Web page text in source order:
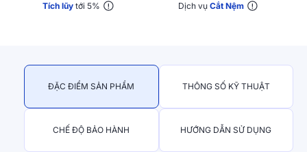
Tích lũy tới 5% Dịch vụ Cắt Nệm
ĐẶC ĐIỂM SẢN PHẨM THÔNG SỐ KỸ THUẬT
CHẾ ĐỘ BẢO HÀNH HƯỚNG DẪN SỬ DỤNG